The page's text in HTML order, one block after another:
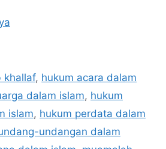
khallaf, hukum acara dalam
dalam islam, hukum
islam, hukum perdata dalam
undangan dalam